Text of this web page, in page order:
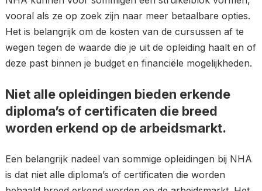
vooral als ze op zoek zijn naar meer betaalbare opties.
Het is belangrijk om de kosten van de cursussen af te
wegen tegen de waarde die je uit de opleiding haalt en of
deze past binnen je budget en financiële mogelijkheden.
Niet alle opleidingen bieden erkende
diploma’s of certificaten die breed
worden erkend op de arbeidsmarkt.
Een belangrijk nadeel van sommige opleidingen bij NHA
is dat niet alle diploma’s of certificaten die worden